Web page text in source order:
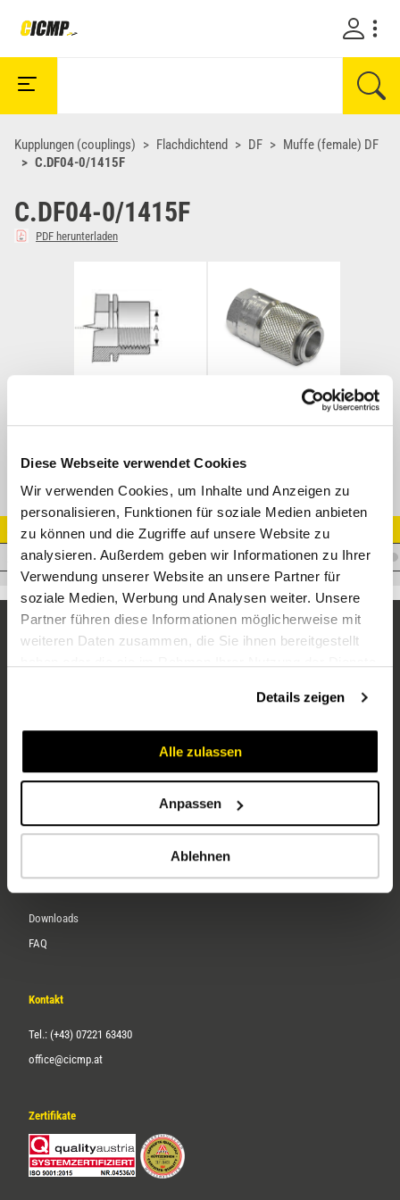
Diese Webseite verwendet Cookies
Wir verwenden Cookies, um Inhalte und Anzeigen zu
personalisieren, Funktionen für soziale Medien anbieten
zu können und die Zugriffe auf unsere Website zu
analysieren. Außerdem geben wir Informationen zu Ihrer
Verwendung unserer Website an unsere Partner für
soziale Medien, Werbung und Analysen weiter. Unsere
Partner führen diese Informationen möglicherweise mit
weiteren Daten zusammen, die Sie ihnen bereitgestellt
Details zeigen
Alle zulassen
Anpassen
Ablehnen
Kupplungen (couplings) Flachdichtend DF
Muffe (female) DF
C.DF04-0/1415F
C.DF04-0/1415F
PDF herunterladen
Artikel Nr.
C.DF04-0/1415F
Karriere
Downloads
FAQ
Kontakt
Tel.: (+43) 07221 63430
office@cicmp.at
Zertifikate